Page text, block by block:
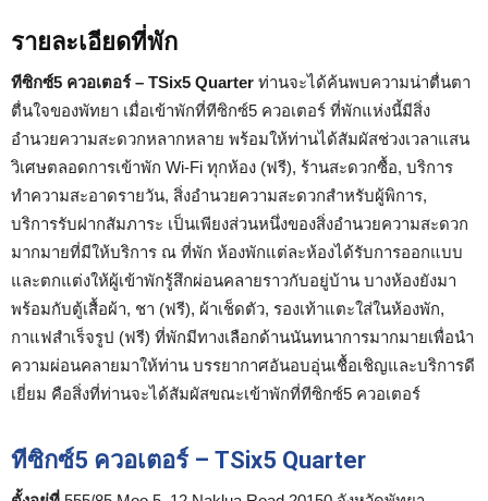
รายละเอียดที่พัก
ทีซิกซ์5 ควอเตอร์ – TSix5 Quarter ท่านจะได้ค้นพบความน่าตื่นตา
ตื่นใจของพัทยา เมื่อเข้าพักที่ทีซิกซ์5 ควอเตอร์ ที่พักแห่งนี้มีสิ่ง
อำนวยความสะดวกหลากหลาย พร้อมให้ท่านได้สัมผัสช่วงเวลาแสน
วิเศษตลอดการเข้าพัก Wi-Fi ทุกห้อง (ฟรี), ร้านสะดวกซื้อ, บริการ
ทำความสะอาดรายวัน, สิ่งอำนวยความสะดวกสำหรับผู้พิการ,
บริการรับฝากสัมภาระ เป็นเพียงส่วนหนึ่งของสิ่งอำนวยความสะดวก
มากมายที่มีให้บริการ ณ ที่พัก ห้องพักแต่ละห้องได้รับการออกแบบ
และตกแต่งให้ผู้เข้าพักรู้สึกผ่อนคลายราวกับอยู่บ้าน บางห้องยังมา
พร้อมกับตู้เสื้อผ้า, ชา (ฟรี), ผ้าเช็ดตัว, รองเท้าแตะใส่ในห้องพัก,
กาแฟสำเร็จรูป (ฟรี) ที่พักมีทางเลือกด้านนันทนาการมากมายเพื่อนำ
ความผ่อนคลายมาให้ท่าน บรรยากาศอันอบอุ่นเชื้อเชิญและบริการดี
เยี่ยม คือสิ่งที่ท่านจะได้สัมผัสขณะเข้าพักที่ทีซิกซ์5 ควอเตอร์
ทีซิกซ์5 ควอเตอร์ – TSix5 Quarter